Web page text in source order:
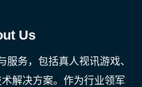
Us
务，包括真人视讯游戏、
解决方案。作为行业领军